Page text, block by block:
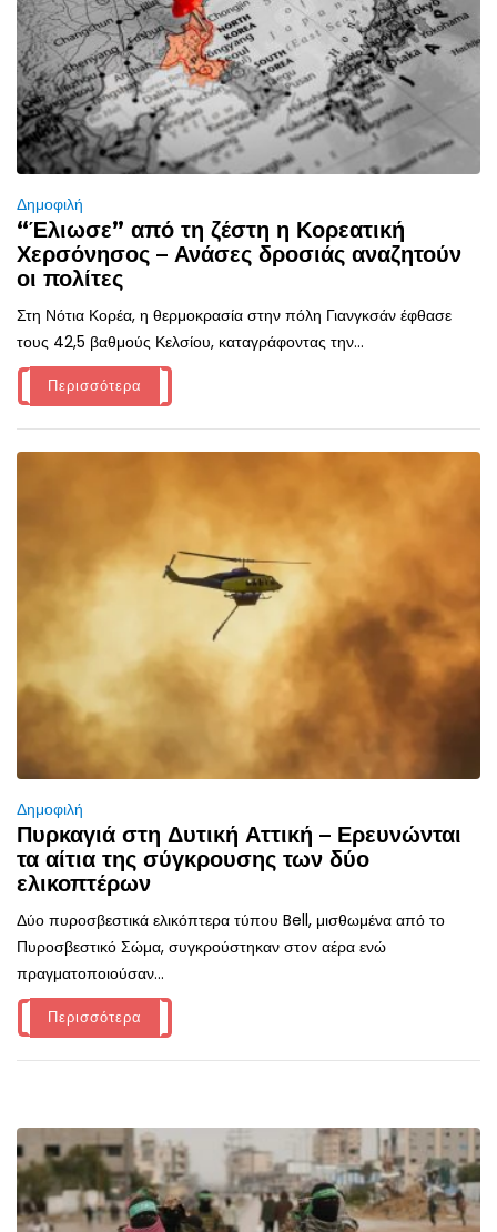
Δημοφιλή
“Έλιωσε” από τη ζέστη η Κορεατική
Χερσόνησος – Ανάσες δροσιάς αναζητούν
οι πολίτες
Στη Νότια Κορέα, η θερμοκρασία στην πόλη Γιανγκσάν έφθασε
τους 42,5 βαθμούς Κελσίου, καταγράφοντας την...
Περισσότερα
Δημοφιλή
Πυρκαγιά στη Δυτική Αττική – Ερευνώνται
τα αίτια της σύγκρουσης των δύο
ελικοπτέρων
Δύο πυροσβεστικά ελικόπτερα τύπου Bell, μισθωμένα από το
Πυροσβεστικό Σώμα, συγκρούστηκαν στον αέρα ενώ
πραγματοποιούσαν...
Περισσότερα